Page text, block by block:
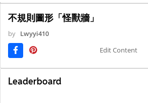
不規則圖形「怪獸牆」
by Lwyyi410
Edit Content
Leaderboard